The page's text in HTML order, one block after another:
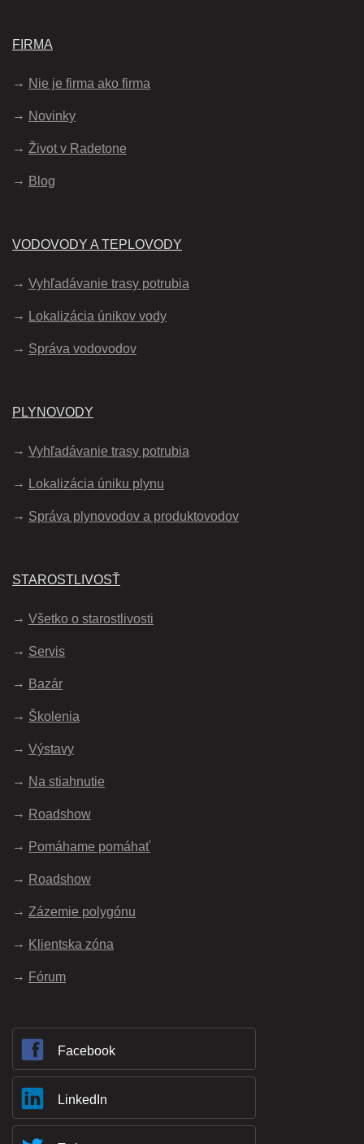
FIRMA
Nie je firma ako firma
Novinky
Život v Radetone
Blog
VODOVODY A TEPLOVODY
Vyhľadávanie trasy potrubia
Lokalizácia únikov vody
Správa vodovodov
PLYNOVODY
Vyhľadávanie trasy potrubia
Lokalizácia úniku plynu
Správa plynovodov a produktovodov
STAROSTLIVOSŤ
Všetko o starostlivosti
Servis
Bazár
Školenia
Výstavy
Na stiahnutie
Roadshow
Pomáhame pomáhať
Roadshow
Zázemie polygónu
Klientska zóna
Fórum
Facebook
LinkedIn